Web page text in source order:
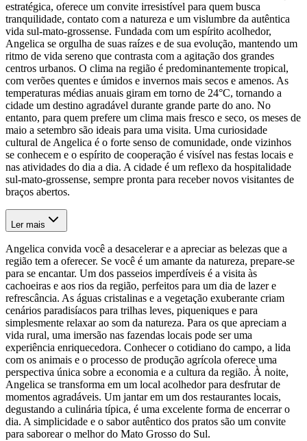
estratégica, oferece um convite irresistível para quem busca
tranquilidade, contato com a natureza e um vislumbre da autêntica
vida sul-mato-grossense. Fundada com um espírito acolhedor,
Angelica se orgulha de suas raízes e de sua evolução, mantendo um
ritmo de vida sereno que contrasta com a agitação dos grandes
centros urbanos. O clima na região é predominantemente tropical,
com verões quentes e úmidos e invernos mais secos e amenos. As
temperaturas médias anuais giram em torno de 24°C, tornando a
cidade um destino agradável durante grande parte do ano. No
entanto, para quem prefere um clima mais fresco e seco, os meses de
maio a setembro são ideais para uma visita. Uma curiosidade
cultural de Angelica é o forte senso de comunidade, onde vizinhos
se conhecem e o espírito de cooperação é visível nas festas locais e
nas atividades do dia a dia. A cidade é um reflexo da hospitalidade
sul-mato-grossense, sempre pronta para receber novos visitantes de
braços abertos.
Ler mais
Angelica convida você a desacelerar e a apreciar as belezas que a
região tem a oferecer. Se você é um amante da natureza, prepare-se
para se encantar. Um dos passeios imperdíveis é a visita às
cachoeiras e aos rios da região, perfeitos para um dia de lazer e
refrescância. As águas cristalinas e a vegetação exuberante criam
cenários paradisíacos para trilhas leves, piqueniques e para
simplesmente relaxar ao som da natureza. Para os que apreciam a
vida rural, uma imersão nas fazendas locais pode ser uma
experiência enriquecedora. Conhecer o cotidiano do campo, a lida
com os animais e o processo de produção agrícola oferece uma
perspectiva única sobre a economia e a cultura da região. À noite,
Angelica se transforma em um local acolhedor para desfrutar de
momentos agradáveis. Um jantar em um dos restaurantes locais,
degustando a culinária típica, é uma excelente forma de encerrar o
dia. A simplicidade e o sabor autêntico dos pratos são um convite
para saborear o melhor do Mato Grosso do Sul.